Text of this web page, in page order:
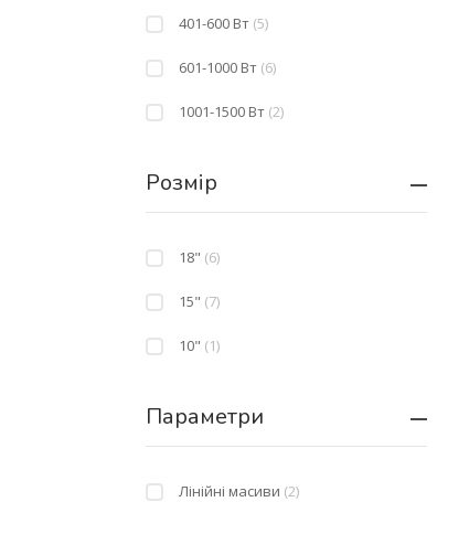
401-600 Вт (5)
601-1000 Вт (6)
1001-1500 Вт (2)
Розмір
18" (6)
15" (7)
10" (1)
Параметри
Лінійні масиви (2)